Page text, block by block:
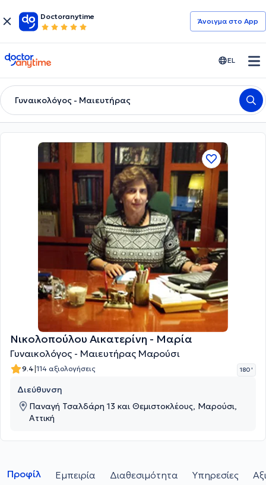
Doctoranytime
Άνοιγμα στο App
doctoranytime EL
Γυναικολόγος - Μαιευτήρας
Νικολοπούλου Αικατερίνη - Μαρία
Γυναικολόγος - Μαιευτήρας Μαρούσι
9.4|114 αξιολογήσεις 180 '
Διεύθυνση
Παναγή Τσαλδάρη 13 και Θεμιστοκλέους, Μαρούσι,
Αττική
Προφίλ Εμπειρία Διαθεσιμότητα Υπηρεσίες